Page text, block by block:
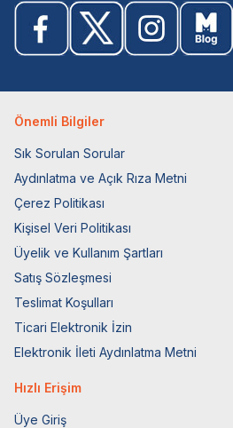
Önemli Bilgiler
Sık Sorulan Sorular
Aydınlatma ve Açık Rıza Metni
Çerez Politikası
Kişisel Veri Politikası
Üyelik ve Kullanım Şartları
Satış Sözleşmesi
Teslimat Koşulları
Ticari Elektronik İzin
Elektronik İleti Aydınlatma Metni
Hızlı Erişim
Üye Giriş